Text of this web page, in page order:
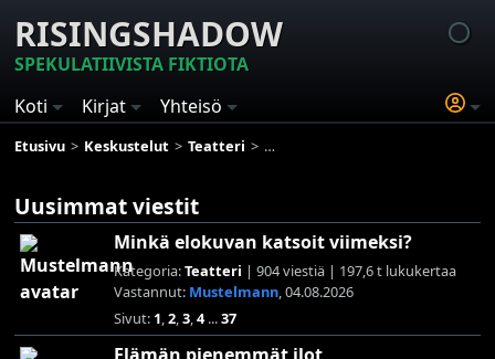
RISINGSHADOW
SPEKULATIIVISTA FIKTIOTA
Koti
Kirjat Yhteisö
Etusivu Keskustelut Teatteri Minkä elokuvan katsoit viimeksi?
Uusimmat viestit
Minkä elokuvan katsoit viimeksi?
Kategoria:Teatteri | 904 viestiä | 197,6 t lukukertaa
Vastannut: Mustelmann , 04.08.2026
Sivut: 1 ,2 ,3 ,4...37
Elämän pienemmät ilot